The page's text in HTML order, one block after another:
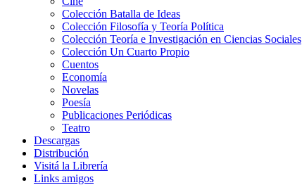
Colección Batalla de Ideas
Colección Filosofía y Teoría Política
Colección Teoría e Investigación en Ciencias Sociales
Colección Un Cuarto Propio
Cuentos
Economía
Novelas
Poesía
Publicaciones Periódicas
Teatro
Descargas
Distribución
Visitá la Librería
Links amigos